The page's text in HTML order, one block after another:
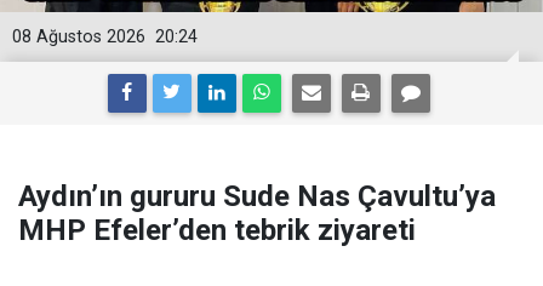
20:24
08 Ağustos 2026
Aydın’ın gururu Sude Nas Çavultu’ya
MHP Efeler’den tebrik ziyareti